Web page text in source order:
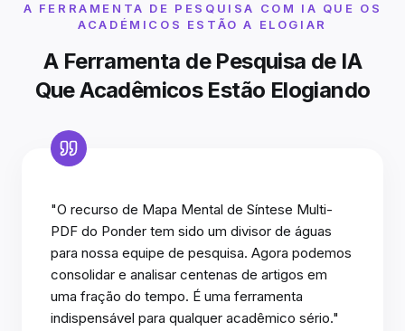
A FERRAMENTA DE PESQUISA COM IA QUE OS
ACADÉMICOS ESTÃO A ELOGIAR
A Ferramenta de Pesquisa de IA
Que Acadêmicos Estão Elogiando
"O recurso de Mapa Mental de Síntese Multi-
PDF do Ponder tem sido um divisor de águas
para nossa equipe de pesquisa. Agora podemos
consolidar e analisar centenas de artigos em
uma fração do tempo. É uma ferramenta
indispensável para qualquer acadêmico sério."